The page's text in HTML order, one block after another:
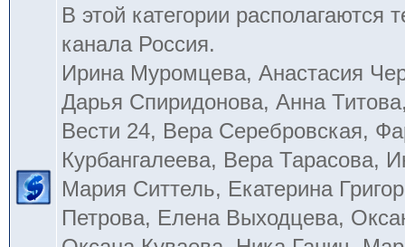
В этой категории располагаются
канала Россия.
Ирина Муромцева, Анастасия
Дарья Спиридонова, Анна
Вести 24, Вера Серебровская,
Курбангалеева, Вера Тарасова,
Мария Ситтель, Екатерина
Петрова, Елена Выходцева,